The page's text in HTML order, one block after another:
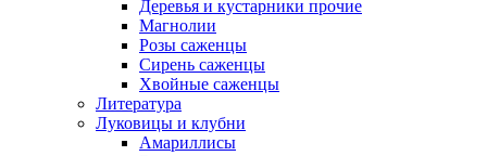
Деревья и кустарники прочие
Магнолии
Розы саженцы
Сирень саженцы
Хвойные саженцы
Литература
Луковицы и клубни
Амариллисы